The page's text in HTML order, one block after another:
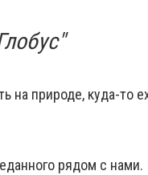
на природе, куда-то
рядом с нами.